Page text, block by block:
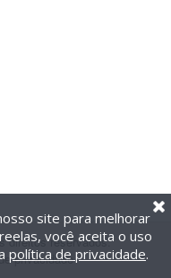
direitos reservados.
privacidade
site para melhorar
você aceita o uso
política de privacidade.